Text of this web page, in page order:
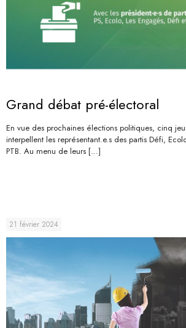
Grand débat pré-électoral
En vue des prochaines élections politiques, cinq
interpellent les représentant.e.s des partis Défi,
PTB. Au menu de leurs […]
21 février 2024